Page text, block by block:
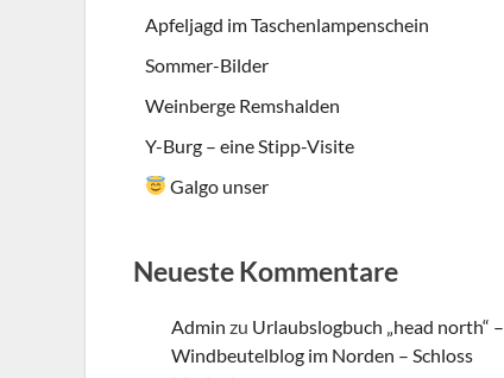
Apfeljagd im Taschenlampenschein
Sommer-Bilder
Weinberge Remshalden
Y-Burg – eine Stipp-Visite
Galgo unser
Neueste Kommentare
Admin zu Urlaubslogbuch „head north“ –
Windbeutelblog im Norden – Schloss